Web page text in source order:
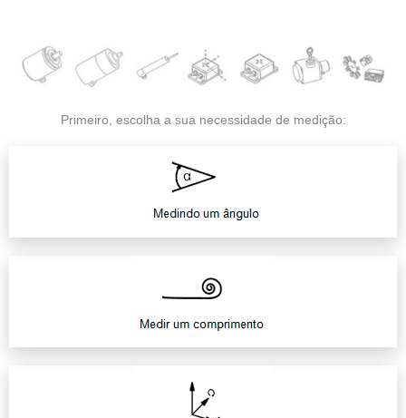
Primeiro, escolha a sua necessidade de medição: